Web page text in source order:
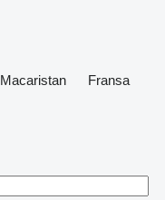
Macaristan
Fransa